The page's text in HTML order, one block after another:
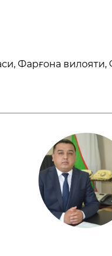
Фарғона вилояти,